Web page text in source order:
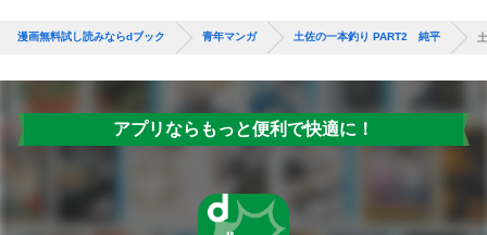
漫画無料試し読みならdブック 青年マンガ 土佐の一本釣り PART2 純平
アプリならもっと便利で快適に！